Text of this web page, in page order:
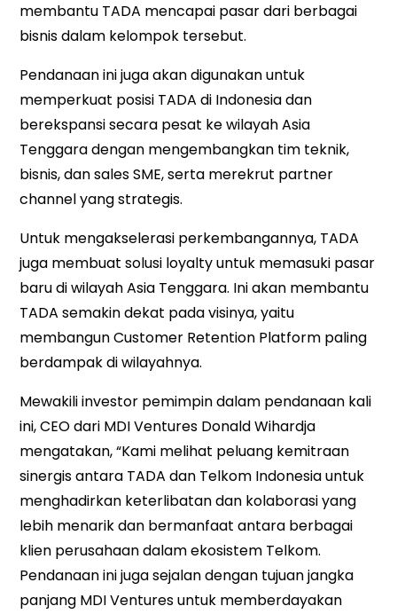
membantu TADA mencapai pasar dari berbagai
bisnis dalam kelompok tersebut.
Pendanaan ini juga akan digunakan untuk
memperkuat posisi TADA di Indonesia dan
berekspansi secara pesat ke wilayah Asia
Tenggara dengan mengembangkan tim teknik,
bisnis, dan sales SME, serta merekrut partner
channel yang strategis.
Untuk mengakselerasi perkembangannya, TADA
juga membuat solusi loyalty untuk memasuki pasar
baru di wilayah Asia Tenggara. Ini akan membantu
TADA semakin dekat pada visinya, yaitu
membangun Customer Retention Platform paling
berdampak di wilayahnya.
Mewakili investor pemimpin dalam pendanaan kali
ini, CEO dari MDI Ventures Donald Wihardja
mengatakan, “Kami melihat peluang kemitraan
sinergis antara TADA dan Telkom Indonesia untuk
menghadirkan keterlibatan dan kolaborasi yang
lebih menarik dan bermanfaat antara berbagai
klien perusahaan dalam ekosistem Telkom.
Pendanaan ini juga sejalan dengan tujuan jangka
panjang MDI Ventures untuk memberdayakan